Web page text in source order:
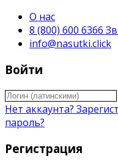
О нас
8 (800) 600 6366
info@nasutki.click
Войти
Нет аккаунта?
пароль?
Регистрация